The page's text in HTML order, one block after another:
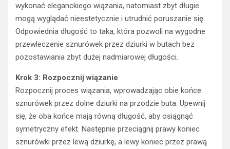
wykonać eleganckiego wiązania, natomiast zbyt długie
mogą wyglądać nieestetycznie i utrudnić poruszanie się.
Odpowiednia długość to taka, która pozwoli na wygodne
przewleczenie sznurówek przez dziurki w butach bez
pozostawiania zbyt dużej nadmiarowej długości.
Krok 3: Rozpocznij wiązanie
Rozpocznij proces wiązania, wprowadzając obie końce
sznurówek przez dolne dziurki na przodzie buta. Upewnij
się, że oba końce mają równą długość, aby osiągnąć
symetryczny efekt. Następnie przeciągnij prawy koniec
sznurówki przez lewą dziurkę, a lewy koniec przez prawą